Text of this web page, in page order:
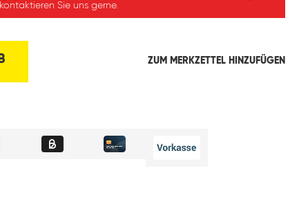
Sie uns gerne.
ZUM MERKZETTEL HINZUFÜGEN